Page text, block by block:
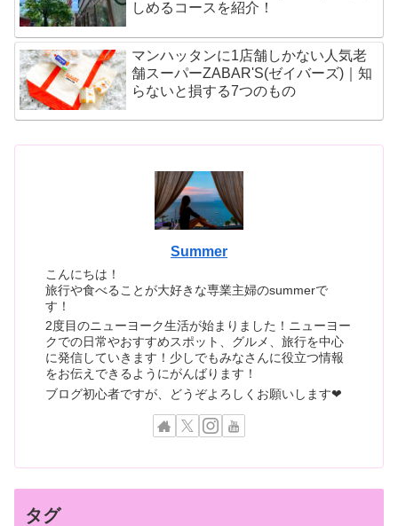
しめるコースを紹介！
マンハッタンに1店舗しかない人気老
舗スーパーZABAR'S(ゼイバーズ)｜知
らないと損する7つのもの
Summer
こんにちは！
旅行や食べることが大好きな専業主婦のsummerで
す！
2度目のニューヨーク生活が始まりました！ニューヨー
クでの日常やおすすめスポット、グルメ、旅行を中心
に発信していきます！少しでもみなさんに役立つ情報
をお伝えできるようにがんばります！
ブログ初心者ですが、どうぞよろしくお願いします❤︎
タグ